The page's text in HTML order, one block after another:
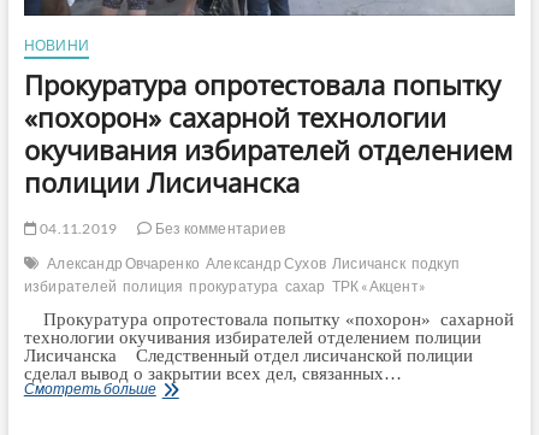
НОВИНИ
Прокуратура опротестовала попытку
«похорон» сахарной технологии
окучивания избирателей отделением
полиции Лисичанска
04.11.2019
Без комментариев
Александр Овчаренко Александр Сухов Лисичанск подкуп
избирателей полиция прокуратура сахар ТРК «Акцент»
Прокуратура опротестовала попытку «похорон» сахарной
технологии окучивания избирателей отделением полиции
Лисичанска Следственный отдел лисичанской полиции
сделал вывод о закрытии всех дел, связанных…
Смотреть большеПрокуратура
опротестовала